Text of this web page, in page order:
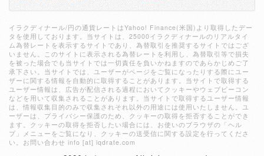
イラクディナール/円の通貨レートはYahoo! Finance(米国)より取得したデー
タを使用しております。当サイトは、25000イラクディナールのリアルタイ
ム為替レートを表示するサイトであり、為替取引を推奨するサイトではござ
いません。このサイトに表示される為替レートを利用し、為替取引等で損失
を被った場合でも当サイトでは一切責任を負いかねますのであらかじめご了
承下さい。当サイトでは、ユーザーがページをご覧になったりする際にユー
ザーに関する情報を自動的に取得することがあります。当サイトで取得する
ユーザー情報は、広告が配信される過程においてクッキーやウェブビーコン
などを用いて収集されることがあります。当サイトで取得するユーザー情報
は、情報収集目的のみで収集されそれ以外の用途には使用いたしません。ユ
ーザーは、プライバシー保護のため、クッキーの取得を拒否することができ
ます。クッキーの取得を拒否したい場合には、お使いのブラウザの「ヘル
プ」メニューをご覧になり、クッキーの送受信に関する設定を行ってくださ
い。お問い合わせ info [at] iqdrate.com